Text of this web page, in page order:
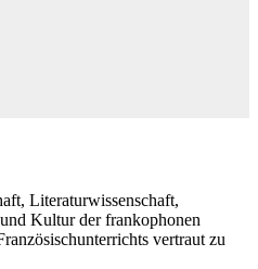
Literaturwissenschaft,
Kultur der frankophonen
vertraut zu